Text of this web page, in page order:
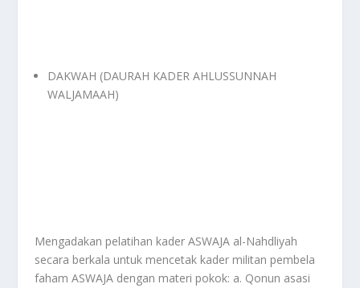
DAKWAH (DAURAH KADER AHLUSSUNNAH
WALJAMAAH)
Mengadakan pelatihan kader ASWAJA al-Nahdliyah
secara berkala untuk mencetak kader militan pembela
faham ASWAJA dengan materi pokok: a. Qonun asasi